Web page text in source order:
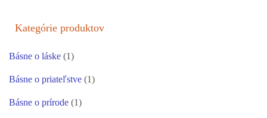
Kategórie produktov
Básne o láske (1)
Básne o priateľstve (1)
Básne o prírode (1)